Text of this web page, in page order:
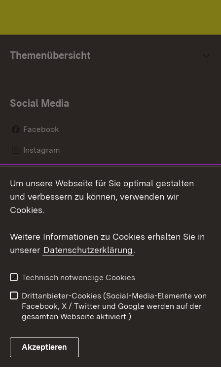
Themenübersicht
Social Media
Facebook
Instagram
Mastodon
Youtube
Link zum Landesportal
Kontakt
Datenschutz
Barrierefreiheit
Impressum Cookies
Um unsere Webseite für Sie optimal gestalten
und verbessern zu können, verwenden wir
Cookies.
Weitere Informationen zu Cookies erhalten Sie in
unserer Datenschutzerklärung.
Technisch notwendige Cookies
Drittanbieter-Cookies (Social-Media-Elemente von
Facebook, X / Twitter und Google werden auf der
gesamten Webseite aktiviert.)
Akzeptieren